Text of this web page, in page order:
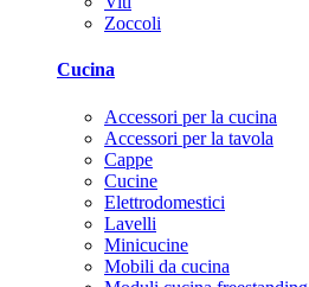
Zoccoli
Cucina
Accessori per la cucina
Accessori per la tavola
Cappe
Cucine
Elettrodomestici
Lavelli
Minicucine
Mobili da cucina